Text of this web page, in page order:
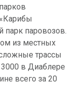
парк паровозов.
из местных
трассы
в Диаблере
всего за 20